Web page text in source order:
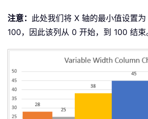
注意： 此处我们将 X 轴的最小值设置
100，因此该列从 0 开始，到 100 结束